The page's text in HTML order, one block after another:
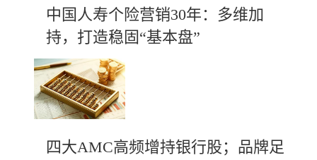
中国人寿个险营销30年：多维加
持，打造稳固“基本盘”
四大AMC高频增持银行股；品牌足